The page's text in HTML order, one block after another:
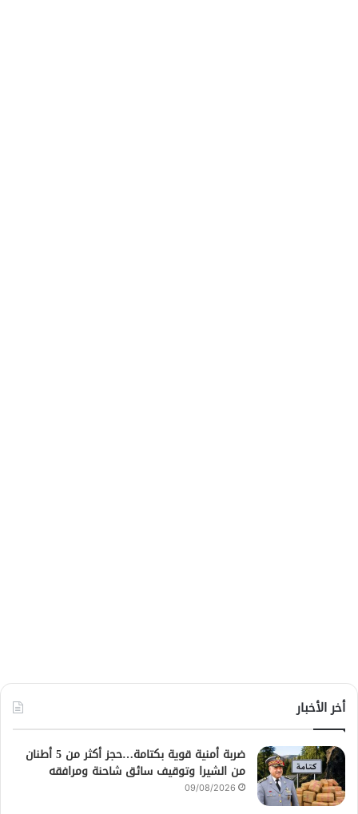
أخر الأخبار
ضربة أمنية قوية بكتامة…حجز أكثر من 5 أطنان
من الشيرا وتوقيف سائق شاحنة ومرافقه
09/08/2026